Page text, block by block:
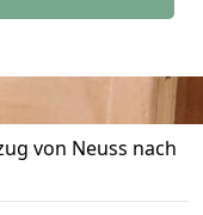
von Neuss nach